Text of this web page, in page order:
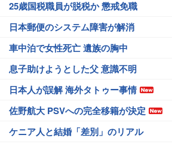
25歳国税職員が脱税か 懲戒免職
日本郵便のシステム障害が解消
車中泊で女性死亡 遺族の胸中
息子助けようとした父 意識不明
日本人が誤解 海外タトゥー事情
佐野航大 PSVへの完全移籍が決定
ケニア人と結婚「差別」のリアル